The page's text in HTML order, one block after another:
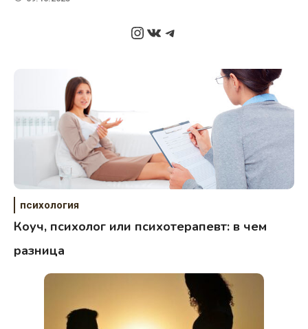
Instagram
ВКонтакте
Telegram
психология
Коуч, психолог или психотерапевт: в чем
разница